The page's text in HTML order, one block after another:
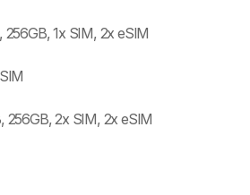
256GB, 1x SIM, 2x eSIM
256GB, 2x SIM, 2x eSIM